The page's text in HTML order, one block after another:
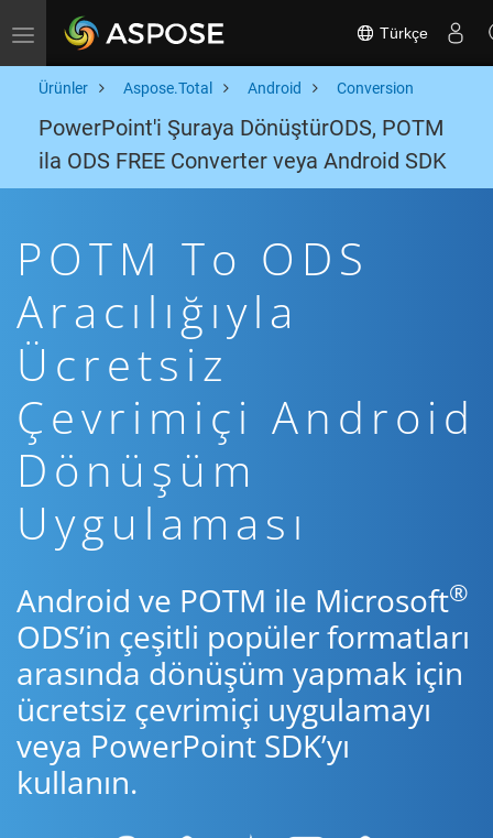
Toggle navigation Türkçe
Ürünler Aspose.Total Android Conversion
PowerPoint'i Şuraya DönüştürODS, POTM
ila ODS FREE Converter veya Android SDK
POTM To ODS
Aracılığıyla
Ücretsiz
Çevrimiçi Android
Dönüşüm
Uygulaması
Android ve POTM ile Microsoft®
ODS’in çeşitli popüler formatları
arasında dönüşüm yapmak için
ücretsiz çevrimiçi uygulamayı
veya PowerPoint SDK’yı
kullanın.